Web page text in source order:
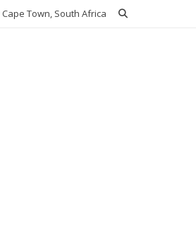
Cape Town, South Africa